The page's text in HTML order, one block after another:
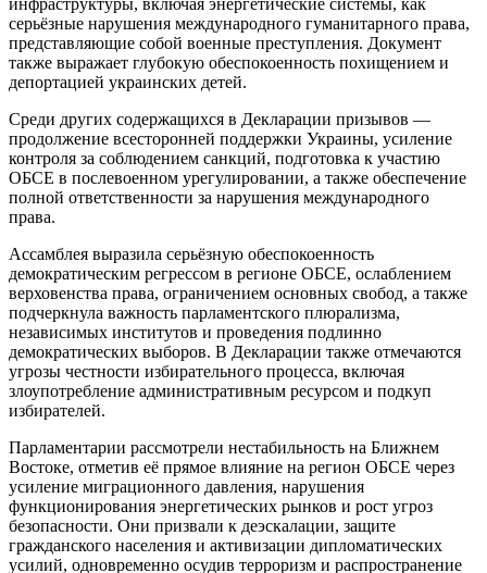
серьёзные нарушения международного гуманитарного права,
представляющие собой военные преступления. Документ
также выражает глубокую обеспокоенность похищением и
депортацией украинских детей.
Среди других содержащихся в Декларации призывов —
продолжение всесторонней поддержки Украины, усиление
контроля за соблюдением санкций, подготовка к участию
ОБСЕ в послевоенном урегулировании, а также обеспечение
полной ответственности за нарушения международного
права.
Ассамблея выразила серьёзную обеспокоенность
демократическим регрессом в регионе ОБСЕ, ослаблением
верховенства права, ограничением основных свобод, а также
подчеркнула важность парламентского плюрализма,
независимых институтов и проведения подлинно
демократических выборов. В Декларации также отмечаются
угрозы честности избирательного процесса, включая
злоупотребление административным ресурсом и подкуп
избирателей.
Парламентарии рассмотрели нестабильность на Ближнем
Востоке, отметив её прямое влияние на регион ОБСЕ через
усиление миграционного давления, нарушения
функционирования энергетических рынков и рост угроз
безопасности. Они призвали к деэскалации, защите
гражданского населения и активизации дипломатических
усилий, одновременно осудив терроризм и распространение